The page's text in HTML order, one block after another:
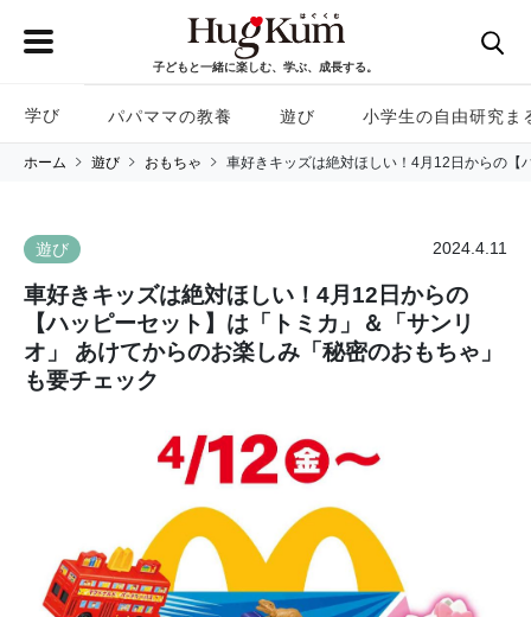
子どもと一緒に楽しむ、学ぶ、成長する。
学び パパママの教養 遊び 小学生の自由研究ま
ホーム 遊び おもちゃ 車好きキッズは絶対ほしい！4月12日からの【
遊び 2024.4.11
車好きキッズは絶対ほしい！4月12日からの
【ハッピーセット】は「トミカ」＆「サンリ
オ」 あけてからのお楽しみ「秘密のおもちゃ」
も要チェック